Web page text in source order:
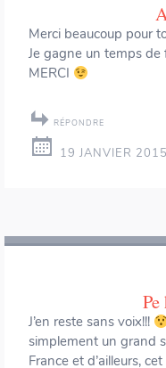
Merci beaucoup pour
Je gagne un temps de
MERCI
RÉPONDRE
19 JANVIER
J’en reste sans voix!!!
simplement un grand
France et d’ailleurs,